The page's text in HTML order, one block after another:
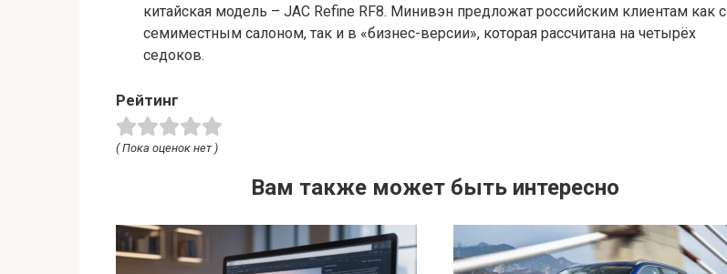
китайская модель – JAC Refine RF8. Минивэн предложат российским клиентам как с
семиместным салоном, так и в «бизнес-версии», которая рассчитана на четырёх
седоков.
Рейтинг
( Пока оценок нет )
Вам также может быть интересно